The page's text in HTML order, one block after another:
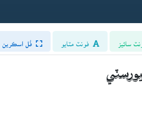
فُل اسڪرين